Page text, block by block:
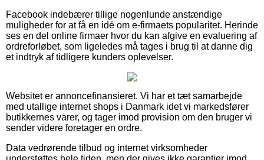
Facebook indebærer tillige nogenlunde anstændige
muligheder for at få en idé om e-firmaets popularitet. Herinde
ses en del online firmaer hvor du kan afgive en evaluering af
ordreforløbet, som ligeledes må tages i brug til at danne dig
et indtryk af tidligere kunders oplevelser.
Websitet er annoncefinansieret. Vi har et tæt samarbejde
med utallige internet shops i Danmark idet vi markedsfører
butikkernes varer, og tager imod provision om den bruger vi
sender videre foretager en ordre.
Data vedrørende tilbud og internet virksomheder